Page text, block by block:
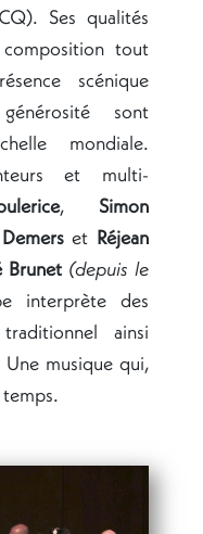
Ses qualités
tout
scénique
sont
mondiale.
et multi-
, Simon
et Réjean
Brunet (depuis le
interprète des
ainsi
musique qui,